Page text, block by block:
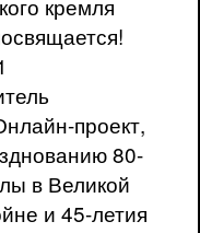
проект,
80-
в Великой
и 45-летия